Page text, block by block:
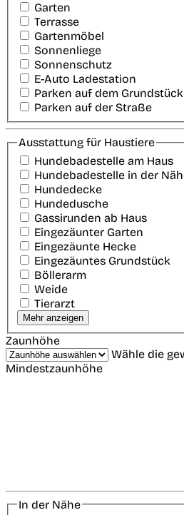
Garten
Terrasse
Gartenmöbel
Sonnenliege
Sonnenschutz
E-Auto Ladestation
Parken auf dem Grundstück
Parken auf der Straße
Ausstattung für Haustiere
Hundebadestelle am Haus
Hundebadestelle in der
Hundedecke
Hundedusche
Gassirunden ab Haus
Eingezäunter Garten
Eingezäunte Hecke
Eingezäuntes Grundstück
Böllerarm
Weide
Tierarzt
Mehr anzeigen
Zaunhöhe
Wähle die
Mindestzaunhöhe
In der Nähe